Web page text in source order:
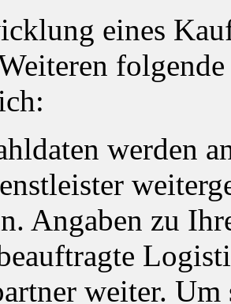
eines
werden
Angaben zu
weiter.